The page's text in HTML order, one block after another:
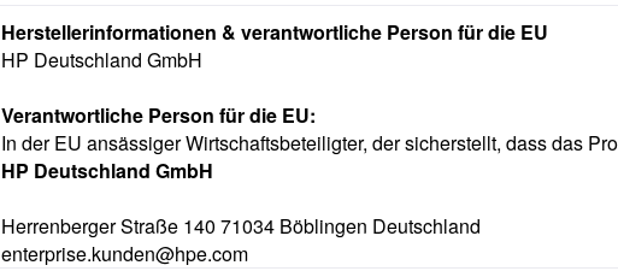
Herstellerinformationen & verantwortliche Person für die EU
HP Deutschland GmbH
Verantwortliche Person für die EU:
In der EU ansässiger Wirtschaftsbeteiligter, der sicherstellt, dass das
HP Deutschland GmbH
Herrenberger Straße 140 71034 Böblingen Deutschland
enterprise.kunden@hpe.com